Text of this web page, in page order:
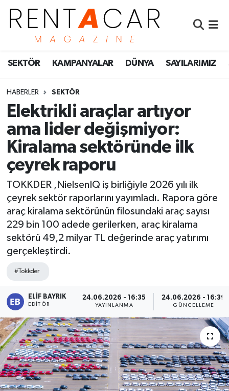
SEKTÖR KAMPANYALAR DÜNYA SAYILARIMIZ
HABERLER SEKTÖR
Elektrikli araçlar artıyor
ama lider değişmiyor:
Kiralama sektöründe ilk
çeyrek raporu
TOKKDER ,NielsenIQ iş birliğiyle 2026 yılı ilk
çeyrek sektör raporlarını yayımladı. Rapora göre
araç kiralama sektörünün filosundaki araç sayısı
229 bin 100 adede gerilerken, araç kiralama
sektörü 49,2 milyar TL değerinde araç yatırımı
gerçekleştirdi.
#Tokkder
ELIF BAYRIK
EDITÖR
24.06.2026 - 16:35
YAYINLANMA
24.06.2026 - 16:39
GÜNCELLEME
İstanbul Nöbetçi Eczaneler
İstanbul Hava Durumu
İstanbul Namaz Vakitleri
İstanbul Trafik Yoğunluk Haritası
Süper Lig Puan Durumu ve Fikstür
Tüm Manşetler
Son Dakika Haberleri
Haber Arşivi